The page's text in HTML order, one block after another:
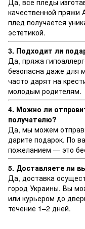
качественной пряжи
плед получается
эстетикой.
3. Подходит ли
Да, пряжа
безопасна даже для
часто дарят на
молодым родителям.
4. Можно ли
получателю?
Да, мы можем
дарите подарок. По
пожеланием — это
5. Доставляете ли
Да, доставка
город Украины. Вы
или курьером до
течение 1–2 дней.